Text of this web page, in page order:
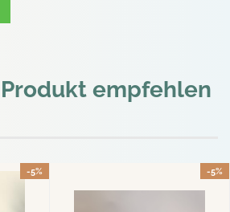
empfehlen
-5% -5%